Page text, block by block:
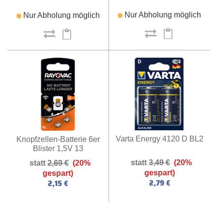
Nur Abholung möglich Nur Abholung möglich
Knopfzellen-Batterie 6er
Blister 1,5V 13
2,69 € (20%
gespart)
2,15 €
Varta Energy 4120 D BL2
3,49 € (20%
gespart)
2,79 €